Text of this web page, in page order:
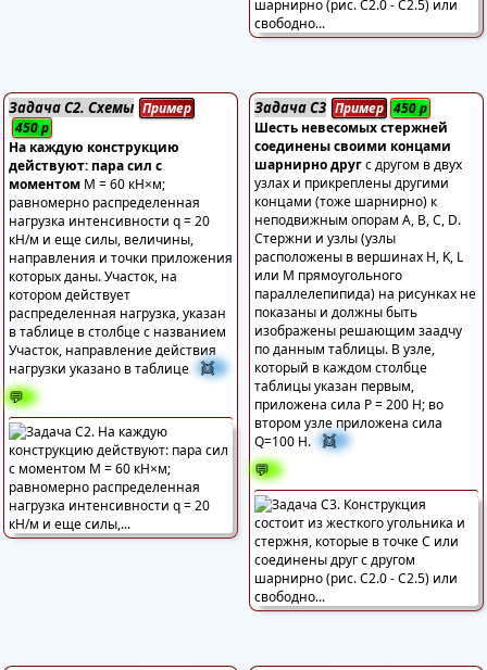
Задача С2. Схемы Пример
450р
На каждую конструкцию
действуют: пара сил с
моментом М = 60 кН×м;
равномерно распределенная
нагрузка интенсивности q = 20
кН/м и еще силы, величины,
направления и точки приложения
которых даны. Участок, на
котором действует
распределенная нагрузка, указан
в таблице в столбце с названием
Участок, направление действия
нагрузки указано в таблице 👯
💬
Задача С3 Пример 450р
Шесть невесомых стержней
соединены своими концами
шарнирно другс другом в двух
узлах и прикреплены другими
концами (тоже шарнирно) к
неподвижным опорам А, В, С, D.
Стержни и узлы (узлы
расположены в вершинах H, K, L
или M прямоугольного
параллелепипида) на рисунках не
показаны и должны быть
изображены решающим заадчу
по данным таблицы. В узле,
который в каждом столбце
таблицы указан первым,
приложена сила Р = 200 Н; во
втором узле приложена сила
Q=100 Н. 👯
💬